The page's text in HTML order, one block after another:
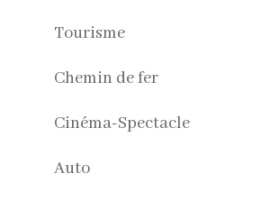
Tourisme
Chemin de fer
Cinéma-Spectacle
Auto